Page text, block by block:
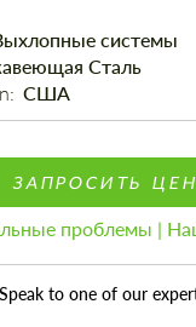
системы
Сталь
США
ЗАПРОСИТЬ
проблемы |
to one of our